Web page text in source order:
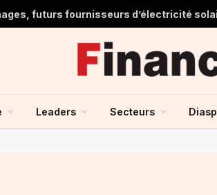
futurs fournisseurs d’électricité
Leaders Secteurs